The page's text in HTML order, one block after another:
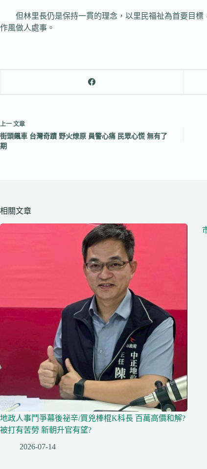
但林里長仍是保持一貫的理念，以里民福祉為首要目標
作風做人處事。
上一 文章
街頭飆車 台灣奇蹟 野火燎原 員警心痛 民眾心慌 無有了
期
相關文章
地政人事鬥爭幕後祕辛/買兇棒棍K科長 百萬高價和解?
被打有苦勞 新朝升官有望?
2026-07-14